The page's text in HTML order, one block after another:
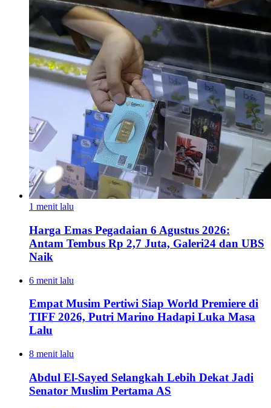
1 menit lalu
Harga Emas Pegadaian 6 Agustus 2026:
Antam Tembus Rp 2,7 Juta, Galeri24 dan UBS
Naik
6 menit lalu
Empat Musim Pertiwi Siap World Premiere di
TIFF 2026, Putri Marino Hadapi Luka Masa
Lalu
8 menit lalu
Abdul El-Sayed Selangkah Lebih Dekat Jadi
Senator Muslim Pertama AS